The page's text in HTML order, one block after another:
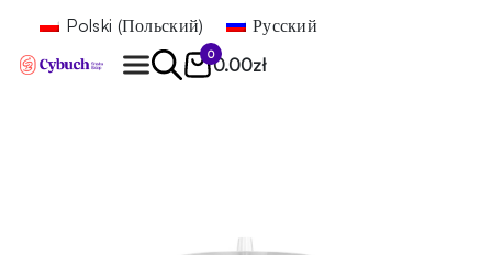
Polski (Польский) Русский
0
0.00zł